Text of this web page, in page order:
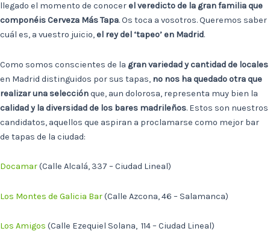
llegado el momento de conocerel veredicto de la gran familia que
componéis Cerveza Más Tapa. Os toca a vosotros. Queremos saber
cuál es, a vuestro juicio,el rey del ‘tapeo’ en Madrid.
Como somos conscientes de la gran variedad y cantidad de locales
en Madrid distinguidos por sus tapas, no nos ha quedado otra que
realizar una selecciónque, aun dolorosa, representa muy bien la
calidad y la diversidad de los bares madrileños. Estos son nuestros
candidatos, aquellos que aspiran a proclamarse como mejor bar
de tapas de la ciudad:
Docamar(Calle Alcalá, 337 – Ciudad Lineal)
Los Montes de Galicia Bar(Calle Azcona, 46 – Salamanca)
Los Amigos (Calle Ezequiel Solana, 114 – Ciudad Lineal)